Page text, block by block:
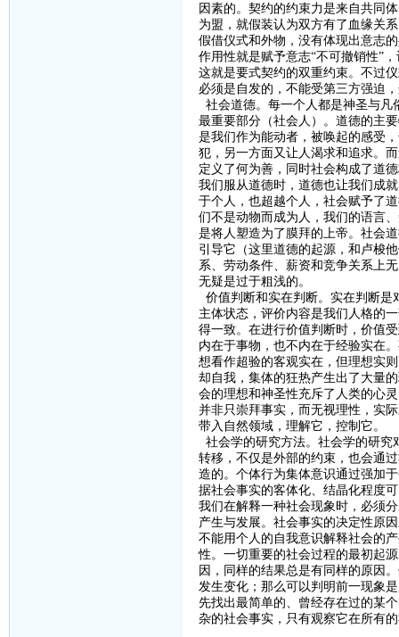
因素的。契约的约束力是来自共同
为盟，就假装认为双方有了血缘关
假借仪式和外物，没有体现出意志
作用性就是赋予意志“不可撤销性”
这就是要式契约的双重约束。不过
必须是自发的，不能受第三方强迫
社会道德。每一个人都是神圣与凡
最重要部分（社会人）。道德的主
是我们作为能动者，被唤起的感受
犯，另一方面又让人渴求和追求。
定义了何为善，同时社会构成了道
我们服从道德时，道德也让我们成
于个人，也超越个人，社会赋予了
们不是动物而成为人，我们的语言
是将人塑造为了膜拜的上帝。社会
引导它（这里道德的起源，和卢梭
系、劳动条件、薪资和竞争关系上
无疑是过于粗浅的。
价值判断和实在判断。实在判断是
主体状态，评价内容是我们人格的
得一致。在进行价值判断时，价值
内在于事物，也不内在于经验实在
想看作超验的客观实在，但理想实
却自我，集体的狂热产生出了大量
会的理想和神圣性充斥了人类的心
并非只崇拜事实，而无视理性，实
带入自然领域，理解它，控制它。
社会学的研究方法。社会学的研究
转移，不仅是外部的约束，也会通
造的。个体行为集体意识通过强加
据社会事实的客体化、结晶化程度
我们在解释一种社会现象时，必须
产生与发展。社会事实的决定性原
不能用个人的自我意识解释社会的
性。一切重要的社会过程的最初起
因，同样的结果总是有同样的原因
发生变化；那么可以判明前一现象
先找出最简单的、曾经存在过的某
杂的社会事实，只有观察它在所有